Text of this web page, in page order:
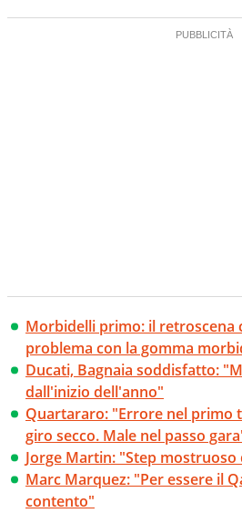
Morbidelli primo: il retroscena
problema con la gomma
Ducati, Bagnaia soddisfatto:
dall'inizio dell'anno"
Quartararo: "Errore nel primo
giro secco. Male nel passo
Jorge Martin: "Step
Marc Marquez: "Per essere il
contento"